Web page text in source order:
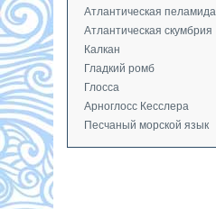
Атлантическая пеламида
Атлантическая скумбрия
Калкан
Гладкий ромб
Глосса
Арноглосс Кесслера
Песчаный морской язык